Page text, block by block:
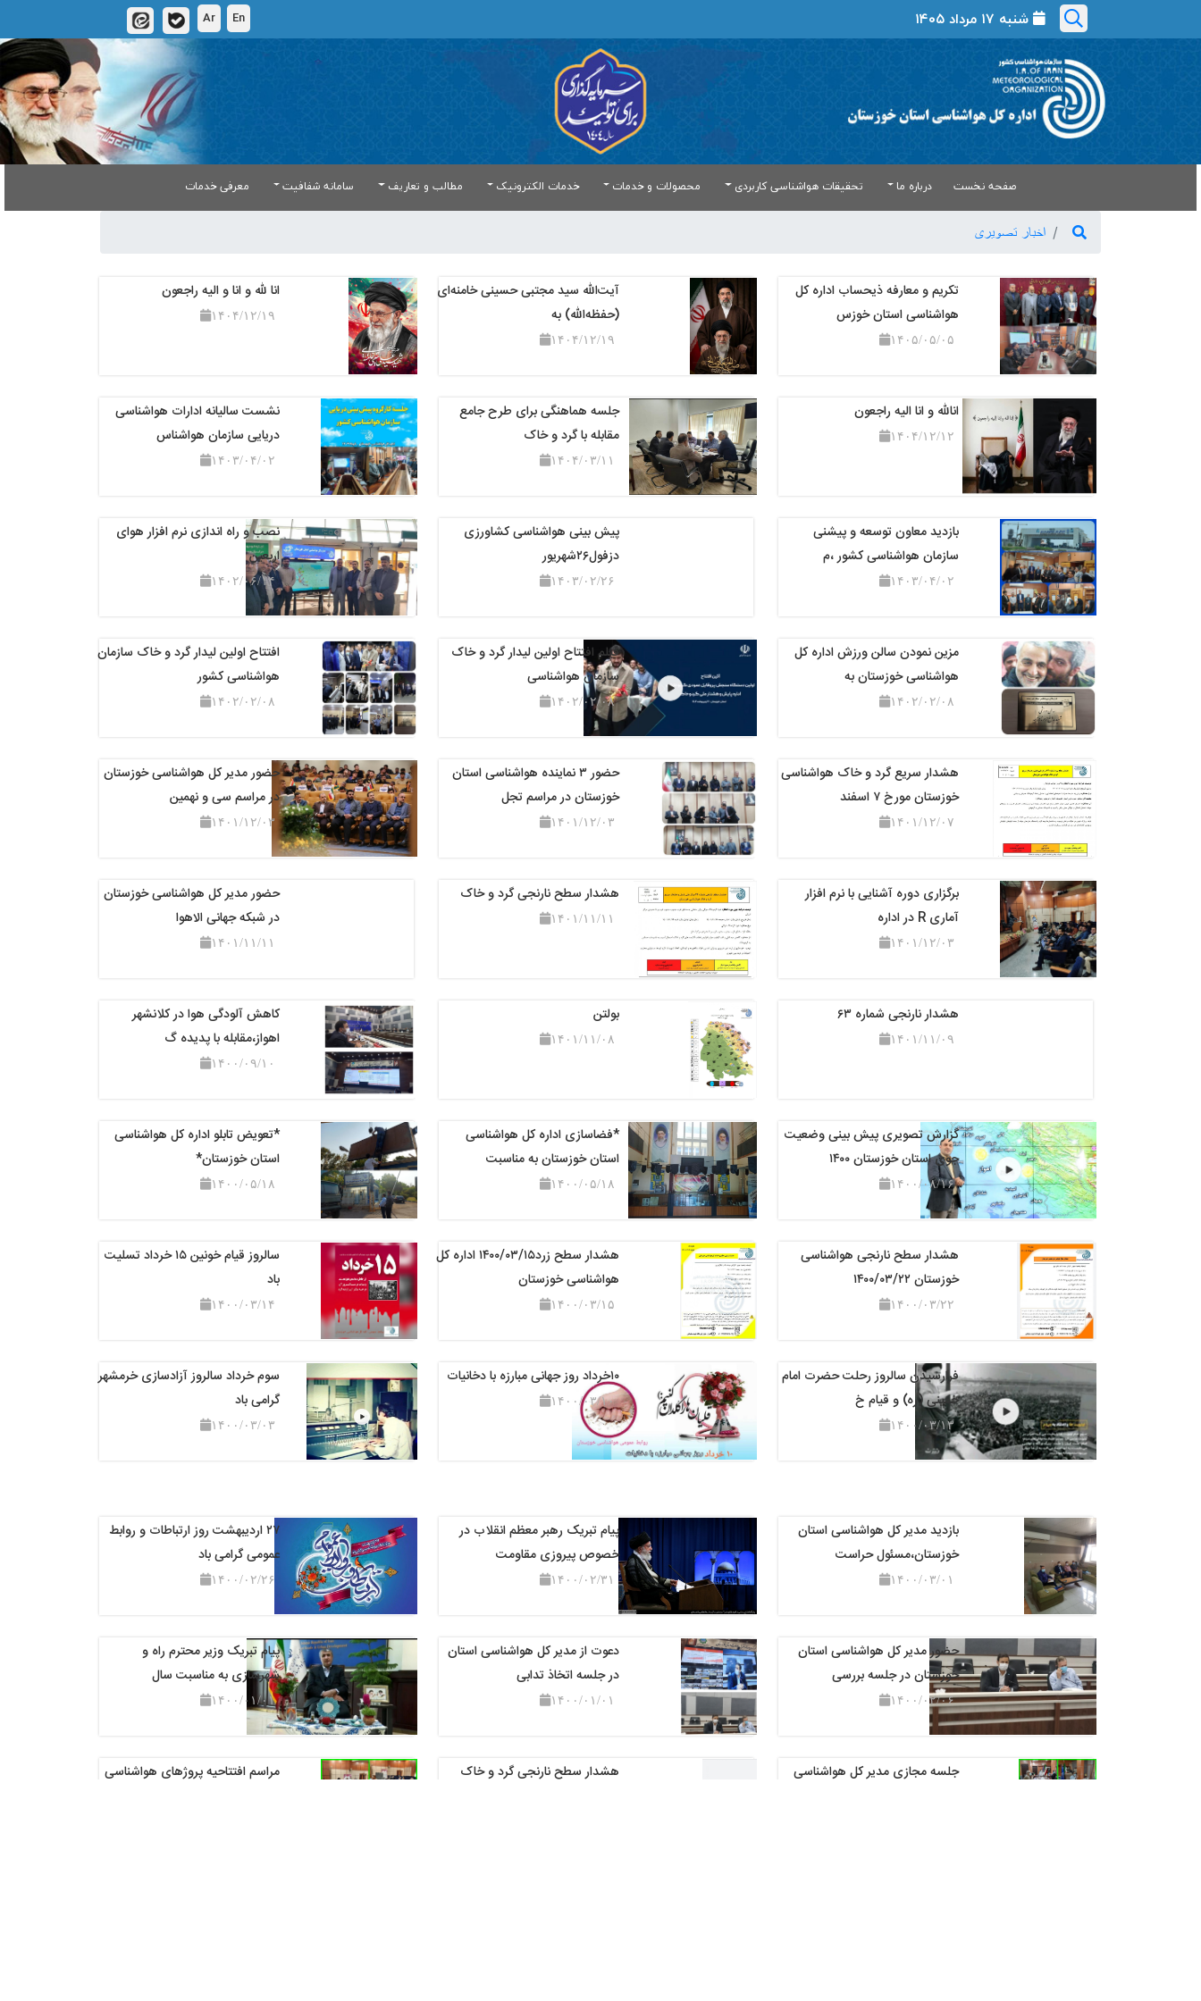
شنبه ۱۷ مرداد ۱۴۰۵ En
Ar
صفحه نخست درباره ما تحقیقات هواشناسی کاربردی محصولات و خدمات خدمات الکترونیک مطالب و تعاریف سامانه شفافیت معرفی خدمات
اخبار تصویری
تکریم و معارفه ذیحساب اداره کل
هواشناسی استان خوزس
۱۴۰۵/۰۵/۰۵
آیت‌الله سید مجتبی حسینی‌ خامنه‌ای
(حفظه‌الله) به
۱۴۰۴/۱۲/۱۹
انا لله و انا و الیه راجعون
۱۴۰۴/۱۲/۱۹
انالله و انا الیه راجعون
۱۴۰۴/۱۲/۱۲
جلسه هماهنگی برای طرح جامع
مقابله با گرد و خاک
۱۴۰۴/۰۳/۱۱
نشست سالیانه ادارات هواشناسی
دریایی سازمان هواشناس
۱۴۰۳/۰۴/۰۲
بازدید معاون توسعه و پیشنی
سازمان هواشناسی کشور ،م
۱۴۰۳/۰۴/۰۲
پیش بینی هواشناسی کشاورزی
دزفول۲۶شهریور
۱۴۰۳/۰۲/۲۶
نصب و راه اندازی نرم افزار هوای
اربعین
۱۴۰۲/۰۶/۱۴
مزین نمودن سالن ورزش اداره کل
هواشناسی خوزستان به
۱۴۰۲/۰۲/۰۸
فیلم افتتاح اولین لیدار گرد و خاک
سازمان هواشناسی
۱۴۰۲/۰۲/۰۸
افتتاح اولین لیدار گرد و خاک سازمان
هواشناسی کشور
۱۴۰۲/۰۲/۰۸
هشدار سریع گرد و خاک هواشناسی
خوزستان مورخ ۷ اسفند
۱۴۰۱/۱۲/۰۷
حضور ۳ نماینده هواشناسی استان
خوزستان در مراسم تجل
۱۴۰۱/۱۲/۰۳
حضور مدیر کل هواشناسی خوزستان
در مراسم سی و نهمین
۱۴۰۱/۱۲/۰۳
برگزاری دوره آشنایی با نرم افزار
آماری R در اداره
۱۴۰۱/۱۲/۰۳
هشدار سطح نارنجی گرد و خاک
۱۴۰۱/۱۱/۱۱
حضور مدیر کل هواشناسی خوزستان
در شبکه جهانی الاهوا
۱۴۰۱/۱۱/۱۱
هشدار نارنجی شماره ۶۳
۱۴۰۱/۱۱/۰۹
بولتن
۱۴۰۱/۱۱/۰۸
کاهش آلودگی هوا در کلانشهر
اهواز،مقابله با پدیده گ
۱۴۰۰/۰۹/۱۰
گزارش تصویری پیش بینی وضعیت
جوی استان خوزستان ۱۴۰۰
۱۴۰۰/۰۸/۱۶
*فضاسازی اداره کل هواشناسی
استان خوزستان به مناسبت
۱۴۰۰/۰۵/۱۸
*تعویض تابلو اداره کل هواشناسی
استان خوزستان*
۱۴۰۰/۰۵/۱۸
هشدار سطح نارنجی هواشناسی
خوزستان ۱۴۰۰/۰۳/۲۲
۱۴۰۰/۰۳/۲۲
هشدار سطح زرد۱۴۰۰/۰۳/۱۵ اداره کل
هواشناسی خوزستان
۱۴۰۰/۰۳/۱۵
سالروز قیام خونین ۱۵ خرداد تسلیت
باد
۱۴۰۰/۰۳/۱۴
فرارسیدن سالروز رحلت حضرت امام
خمینی (ره) و قیام خ
۱۴۰۰/۰۳/۱۳
۱۰خرداد روز جهانی مبارزه با دخانیات
۱۴۰۰/۰۳/۱۰
سوم خرداد سالروز آزادسازی خرمشهر
گرامی باد
۱۴۰۰/۰۳/۰۳
بازدید مدیر کل هواشناسی استان
خوزستان،مسئول حراست
۱۴۰۰/۰۳/۰۱
پیام تبریک رهبر معظم انقلاب در
خصوص پیروزی مقاومت
۱۴۰۰/۰۲/۳۱
۲۷ اردیبهشت روز ارتباطات و روابط
عمومی گرامی باد
۱۴۰۰/۰۲/۲۶
حضور مدیر کل هواشناسی استان
خوزستان در جلسه بررسی
۱۴۰۰/۰۲/۰۶
دعوت از مدیر کل هواشناسی استان
در جلسه اتخاذ تدابی
۱۴۰۰/۰۱/۰۱
پیام تبریک وزیر محترم راه و
شهرسازی به مناسبت سال
۱۴۰۰/۰۱/۰۱
جلسه مجازی مدیر کل هواشناسی
هشدار سطح نارنجی گرد و خاک
مراسم افتتاحیه پروژهای هواشناسی